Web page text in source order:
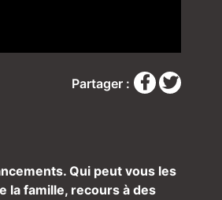
Partager :
Qui peut vous les
la famille, recours à des